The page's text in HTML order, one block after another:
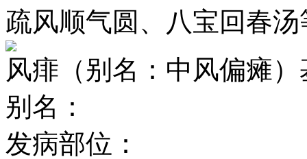
疏风顺气圆、八宝回春汤
风痱（别名：中风偏瘫
别名：
发病部位：